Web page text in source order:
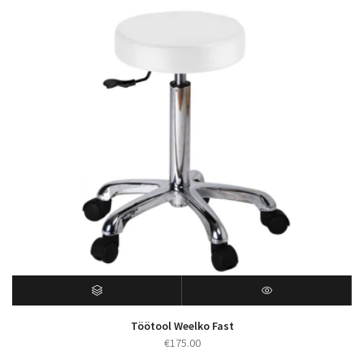
Töötool Weelko Fast
€175.00